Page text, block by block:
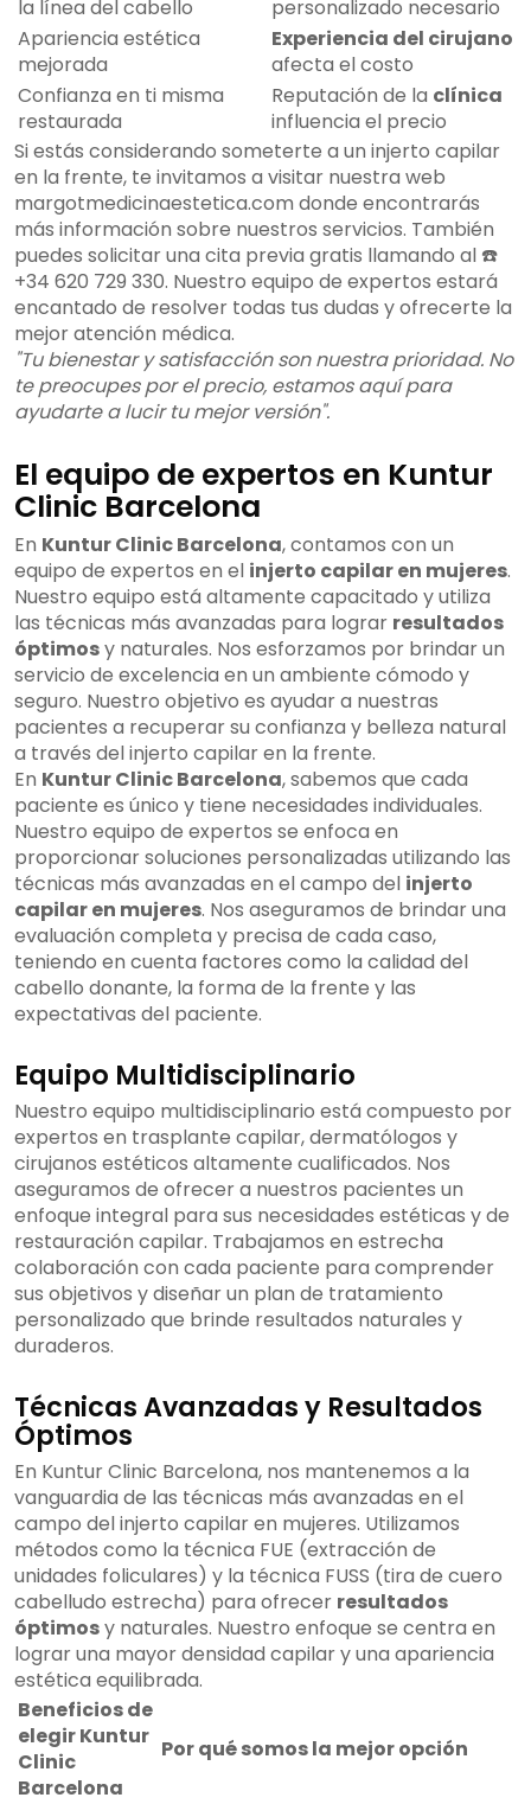
la línea del cabello
personalizado necesario
Apariencia estética
mejorada
Experiencia del cirujano
afecta el costo
Confianza en ti misma
restaurada
Reputación de la clínica
influencia el precio
Si estás considerando someterte a un injerto capilar
en la frente, te invitamos a visitar nuestra web
margotmedicinaestetica.com donde encontrarás
más información sobre nuestros servicios. También
puedes solicitar una cita previa gratis llamando al ☎️
+34 620 729 330. Nuestro equipo de expertos estará
encantado de resolver todas tus dudas y ofrecerte la
mejor atención médica.
"Tu bienestar y satisfacción son nuestra prioridad. No
te preocupes por el precio, estamos aquí para
ayudarte a lucir tu mejor versión".
El equipo de expertos en Kuntur
Clinic Barcelona
En Kuntur Clinic Barcelona, contamos con un
equipo de expertos en el injerto capilar en mujeres.
Nuestro equipo está altamente capacitado y utiliza
las técnicas más avanzadas para lograr resultados
óptimosy naturales. Nos esforzamos por brindar un
servicio de excelencia en un ambiente cómodo y
seguro. Nuestro objetivo es ayudar a nuestras
pacientes a recuperar su confianza y belleza natural
a través del injerto capilar en la frente.
En Kuntur Clinic Barcelona, sabemos que cada
paciente es único y tiene necesidades individuales.
Nuestro equipo de expertos se enfoca en
proporcionar soluciones personalizadas utilizando las
técnicas más avanzadas en el campo del injerto
capilar en mujeres. Nos aseguramos de brindar una
evaluación completa y precisa de cada caso,
teniendo en cuenta factores como la calidad del
cabello donante, la forma de la frente y las
expectativas del paciente.
Equipo Multidisciplinario
Nuestro equipo multidisciplinario está compuesto por
expertos en trasplante capilar, dermatólogos y
cirujanos estéticos altamente cualificados. Nos
aseguramos de ofrecer a nuestros pacientes un
enfoque integral para sus necesidades estéticas y de
restauración capilar. Trabajamos en estrecha
colaboración con cada paciente para comprender
sus objetivos y diseñar un plan de tratamiento
personalizado que brinde resultados naturales y
duraderos.
Técnicas Avanzadas y Resultados
Óptimos
En Kuntur Clinic Barcelona, nos mantenemos a la
vanguardia de las técnicas más avanzadas en el
campo del injerto capilar en mujeres. Utilizamos
métodos como la técnica FUE (extracción de
unidades foliculares) y la técnica FUSS (tira de cuero
cabelludo estrecha) para ofrecer resultados
óptimosy naturales. Nuestro enfoque se centra en
lograr una mayor densidad capilar y una apariencia
estética equilibrada.
Beneficios de
elegir Kuntur
Clinic
Barcelona
Por qué somos la mejor opción